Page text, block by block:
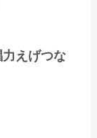
えげつな